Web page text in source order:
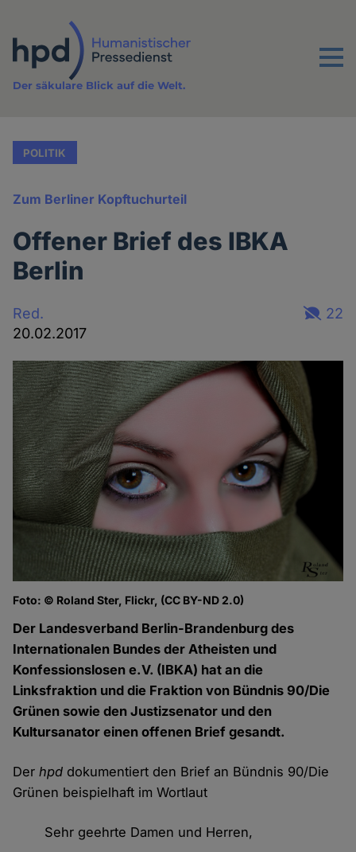
Inhalt
Menu
Der säkulare Blick auf die Welt.
POLITIK
Zum Berliner Kopftuchurteil
Offener Brief des IBKA
Berlin
Red.
20.02.2017
22
Foto: © Roland Ster, Flickr, (CC BY-ND 2.0)
Der Landesverband Berlin-Brandenburg des
Internationalen Bundes der Atheisten und
Konfessionslosen e.V. (IBKA) hat an die
Linksfraktion und die Fraktion von Bündnis 90/Die
Grünen sowie den Justizsenator und den
Kultursanator einen offenen Brief gesandt.
Derhpd dokumentiert den Brief an Bündnis 90/Die
Grünen beispielhaft im Wortlaut
Sehr geehrte Damen und Herren,